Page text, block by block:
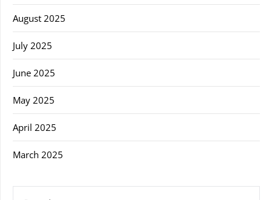
August 2025
July 2025
June 2025
May 2025
April 2025
March 2025